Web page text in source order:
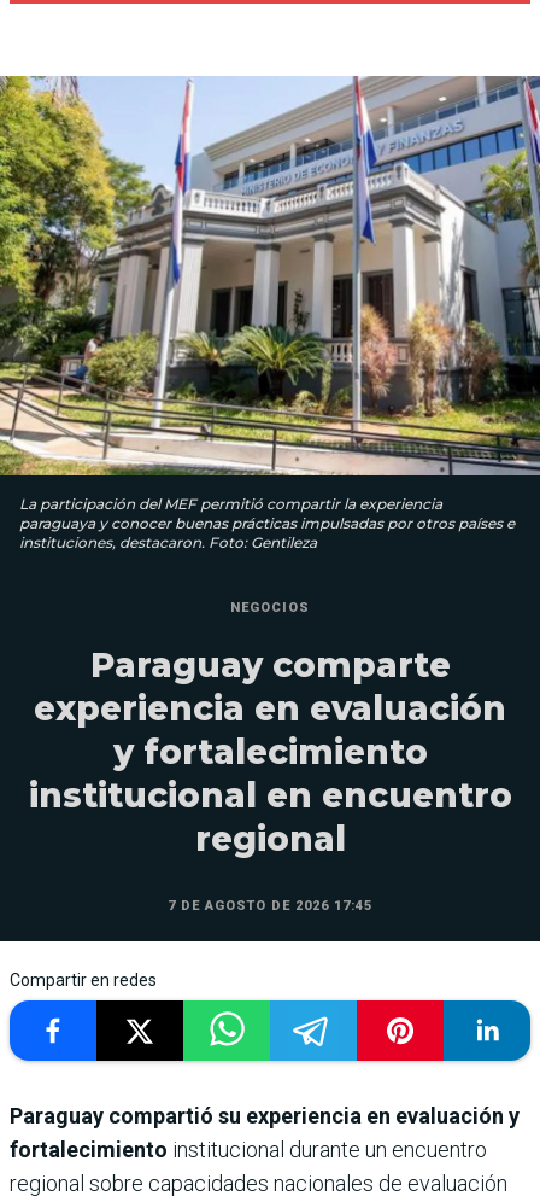
La participación del MEF permitió compartir la experiencia
paraguaya y conocer buenas prácticas impulsadas por otros países e
instituciones, destacaron. Foto: Gentileza
NEGOCIOS
Paraguay comparte
experiencia en evaluación
y fortalecimiento
institucional en encuentro
regional
7 DE AGOSTO DE 2026 17:45
Compartir en redes
Paraguay compartió su experiencia en evaluación y
fortalecimiento institucional durante un encuentro
regional sobre capacidades nacionales de evaluación